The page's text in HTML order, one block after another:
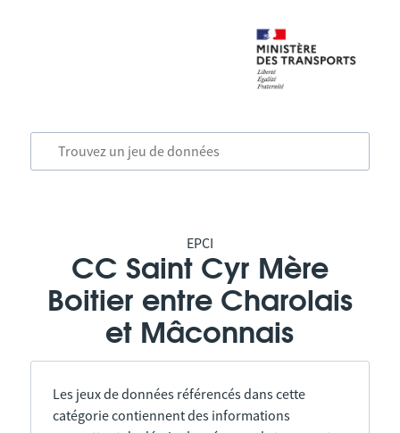
EPCI
CC Saint Cyr Mère
Boitier entre Charolais
et Mâconnais
Les jeux de données référencés dans cette
catégorie contiennent des informations